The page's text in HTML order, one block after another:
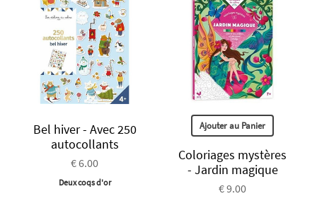
Bel hiver - Avec 250
autocollants
€ 6.00
Deux coqs d'or
Ajouter au Panier
Coloriages mystères
- Jardin magique
€ 9.00